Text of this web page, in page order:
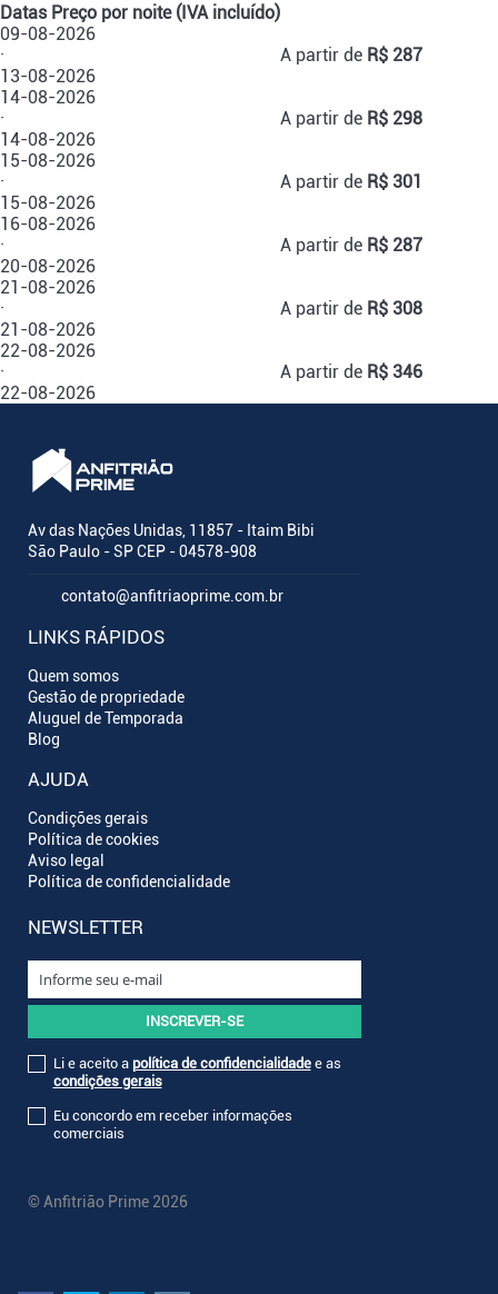
Datas Preço por noite (IVA incluído)
09-08-2026
·
13-08-2026
A partir de R$ 287
14-08-2026
·
14-08-2026
A partir de R$ 298
15-08-2026
·
15-08-2026
A partir de R$ 301
16-08-2026
·
20-08-2026
A partir de R$ 287
21-08-2026
·
21-08-2026
A partir de R$ 308
22-08-2026
·
22-08-2026
A partir de R$ 346
Av das Nações Unidas, 11857 - Itaim Bibi
São Paulo - SP CEP - 04578-908
contato@anfitriaoprime.com.br
LINKS RÁPIDOS
Quem somos
Gestão de propriedade
Aluguel de Temporada
Blog
AJUDA
Condições gerais
Política de cookies
Aviso legal
Política de confidencialidade
NEWSLETTER
Li e aceito a política de confidencialidadee as
condições gerais
Eu concordo em receber informações
comerciais
© Anfitrião Prime 2026